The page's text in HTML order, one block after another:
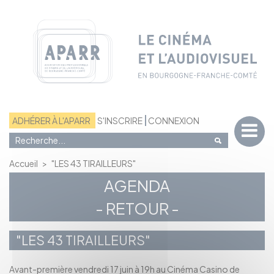
ADHÉRER À L'APARR S'INSCRIRE CONNEXION
Accueil > "LES 43 TIRAILLEURS"
AGENDA
- RETOUR -
"LES 43 TIRAILLEURS"
Avant-première vendredi 17 juin à 19h au Cinéma Casino de